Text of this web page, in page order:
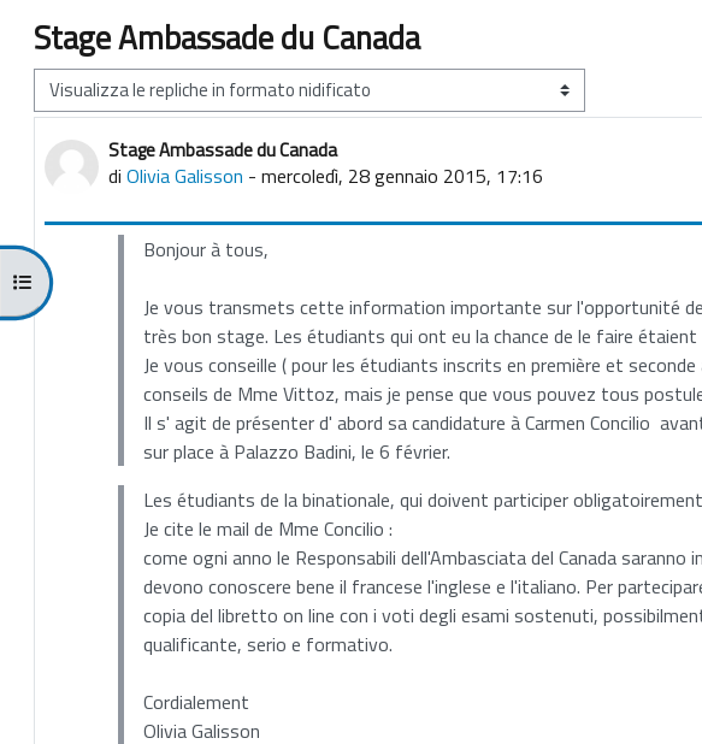
Apri indice del corso
Stage Ambassade du Canada
Modalità visualizzazione
Stage Ambassade du Canada
di Olivia Galisson - mercoledì, 28 gennaio 2015, 17:16
Numero di risposte: 0
Bonjour à tous,
Je vous transmets cette information importante sur l'opportunité
très bon stage. Les étudiants qui ont eu la chance de le faire
Je vous conseille ( pour les étudiants inscrits en première et
conseils de Mme Vittoz, mais je pense que vous pouvez tous
Il s' agit de présenter d' abord sa candidature à Carmen Concilio
sur place à Palazzo Badini, le 6 février.
Les étudiants de la binationale, qui doivent participer
Je cite le mail de Mme Concilio :
come ogni anno le Responsabili dell'Ambasciata del Canada
devono conoscere bene il francese l'inglese e l'italiano. Per
copia del libretto on line con i voti degli esami sostenuti,
qualificante, serio e formativo.
Cordialement
Olivia Galisson